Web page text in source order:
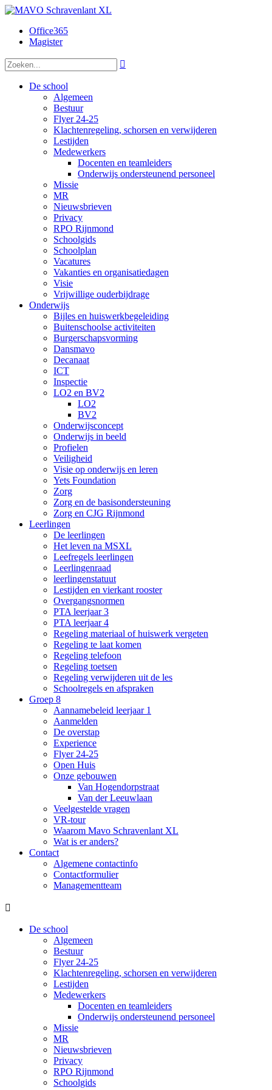
Office365
Magister

De school
Algemeen
Bestuur
Flyer 24-25
Klachtenregeling, schorsen en verwijderen
Lestijden
Medewerkers
Docenten en teamleiders
Onderwijs ondersteunend personeel
Missie
MR
Nieuwsbrieven
Privacy
RPO Rijnmond
Schoolgids
Schoolplan
Vacatures
Vakanties en organisatiedagen
Visie
Vrijwillige ouderbijdrage
Onderwijs
Bijles en huiswerkbegeleiding
Buitenschoolse activiteiten
Burgerschapsvorming
Dansmavo
Decanaat
ICT
Inspectie
LO2 en BV2
LO2
BV2
Onderwijsconcept
Onderwijs in beeld
Profielen
Veiligheid
Visie op onderwijs en leren
Yets Foundation
Zorg
Zorg en de basisondersteuning
Zorg en CJG Rijnmond
Leerlingen
De leerlingen
Het leven na MSXL
Leefregels leerlingen
Leerlingenraad
leerlingenstatuut
Lestijden en vierkant rooster
Overgangsnormen
PTA leerjaar 3
PTA leerjaar 4
Regeling materiaal of huiswerk vergeten
Regeling te laat komen
Regeling telefoon
Regeling toetsen
Regeling verwijderen uit de les
Schoolregels en afspraken
Groep 8
Aannamebeleid leerjaar 1
Aanmelden
De overstap
Experience
Flyer 24-25
Open Huis
Onze gebouwen
Van Hogendorpstraat
Van der Leeuwlaan
Veelgestelde vragen
VR-tour
Waarom Mavo Schravenlant XL
Wat is er anders?
Contact
Algemene contactinfo
Contactformulier
Managementteam

De school
Algemeen
Bestuur
Flyer 24-25
Klachtenregeling, schorsen en verwijderen
Lestijden
Medewerkers
Docenten en teamleiders
Onderwijs ondersteunend personeel
Missie
MR
Nieuwsbrieven
Privacy
RPO Rijnmond
Schoolgids